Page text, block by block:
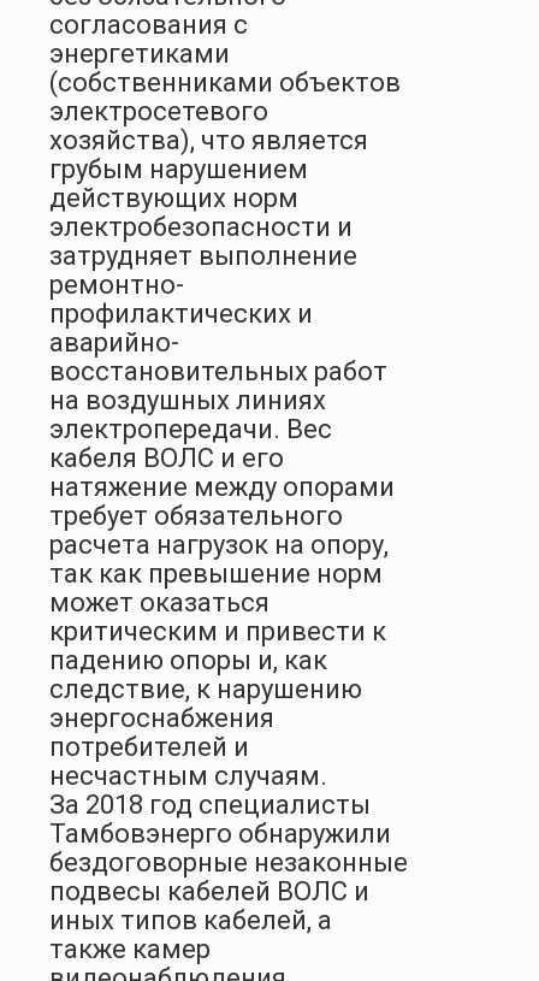
согласования с
энергетиками
(собственниками объектов
электросетевого
хозяйства), что является
грубым нарушением
действующих норм
электробезопасности и
затрудняет выполнение
ремонтно-
профилактических и
аварийно-
восстановительных работ
на воздушных линиях
электропередачи. Вес
кабеля ВОЛС и его
натяжение между опорами
требует обязательного
расчета нагрузок на опору,
так как превышение норм
может оказаться
критическим и привести к
падению опоры и, как
следствие, к нарушению
энергоснабжения
потребителей и
несчастным случаям.
За 2018 год специалисты
Тамбовэнерго обнаружили
бездоговорные незаконные
подвесы кабелей ВОЛС и
иных типов кабелей, а
также камер